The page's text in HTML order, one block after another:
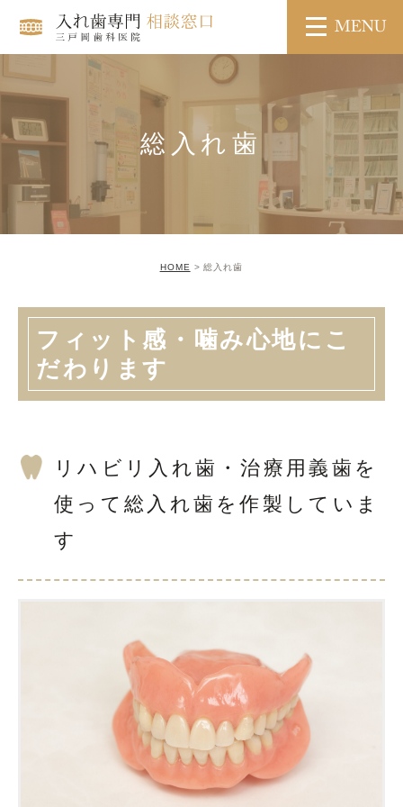
総入れ歯
HOME 総入れ歯
フィット感・噛み心地にこ
だわります
リハビリ入れ歯・治療用義歯を
使って総入れ歯を作製していま
す